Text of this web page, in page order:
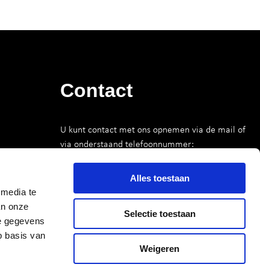
te
onze
gegevens
basis van
Alles toestaan
Selectie toestaan
Weigeren
Contact
U kunt contact met ons opnemen via de mail of
via onderstaand telefoonnummer:
070 312 28 22
E-mail info@urbaninterest.nl
CONTACT OPNEMEN